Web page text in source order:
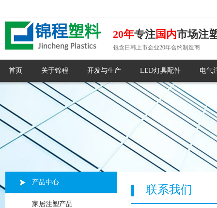
20年专注国内市场注
包含日韩上市企业20年合约制造商
首页 关于锦程 开发与生产 LED灯具配件 电气
产品中心
家居注塑产品
联系我们